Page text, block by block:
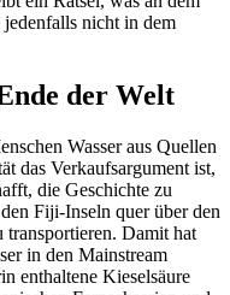
jedenfalls nicht in dem
der Welt
Wasser aus Quellen
das Verkaufsargument ist,
die Geschichte zu
Fiji-Inseln quer über den
Damit hat
in den Mainstream
enthaltene Kieselsäure